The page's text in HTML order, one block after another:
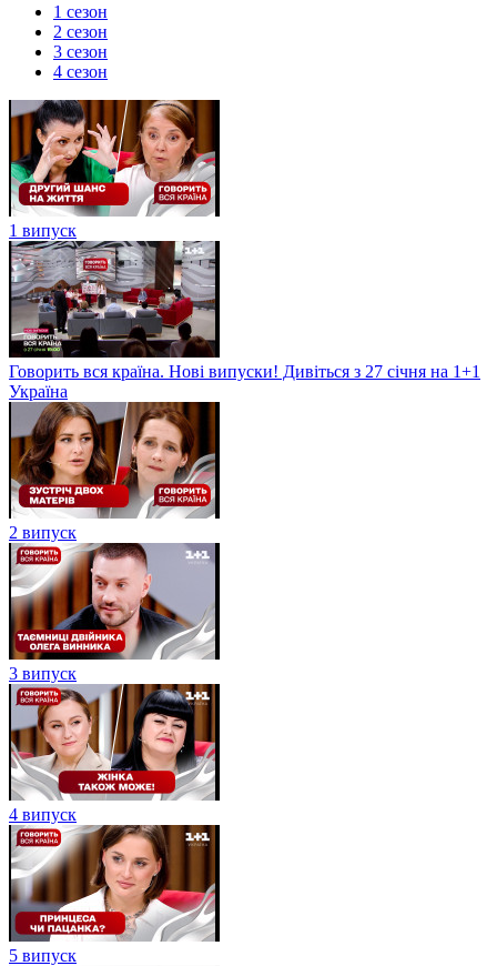
1 сезон
2 сезон
3 сезон
4 сезон
1 випуск
Говорить вся країна. Нові випуски! Дивіться з 27 січня на 1+1
Україна
2 випуск
3 випуск
4 випуск
5 випуск